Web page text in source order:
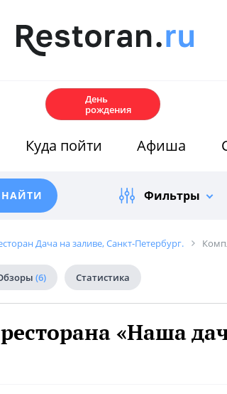
День
рождения
Куда пойти Афиша
Фильтры
Дача на заливе, Санкт-Петербург.
(6) Статистика
«Наша